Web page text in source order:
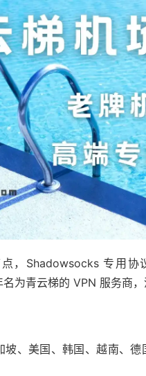
，Shadowsocks 专用
为青云梯的 VPN 服务商，
坡、美国、韩国、越南、